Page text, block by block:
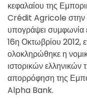
κεφαλαίου της
Crédit Agricole στην
υπογράψει συμφωνία
16η Οκτωβρίου 2012,
ολοκληρώθηκε η
ιστορικών
απορρόφηση της
Alpha Bank.